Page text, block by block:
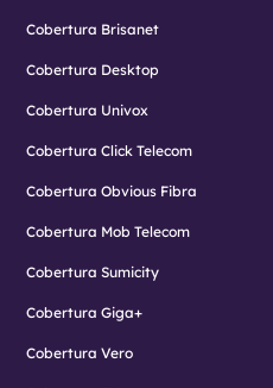
Cobertura Brisanet
Cobertura Desktop
Cobertura Univox
Cobertura Click Telecom
Cobertura Obvious Fibra
Cobertura Mob Telecom
Cobertura Sumicity
Cobertura Giga+
Cobertura Vero